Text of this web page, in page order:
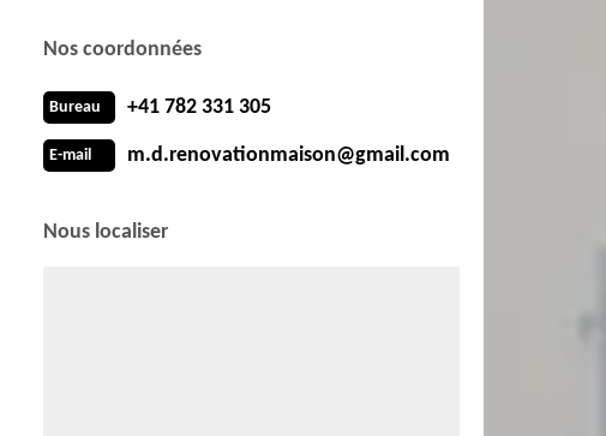
Nos coordonnées
Bureau +41 782 331 305
E-mail m.d.renovationmaison@gmail.com
Nous localiser